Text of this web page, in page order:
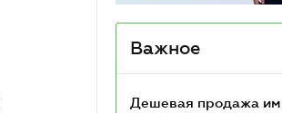
Важное
Дешевая продажа